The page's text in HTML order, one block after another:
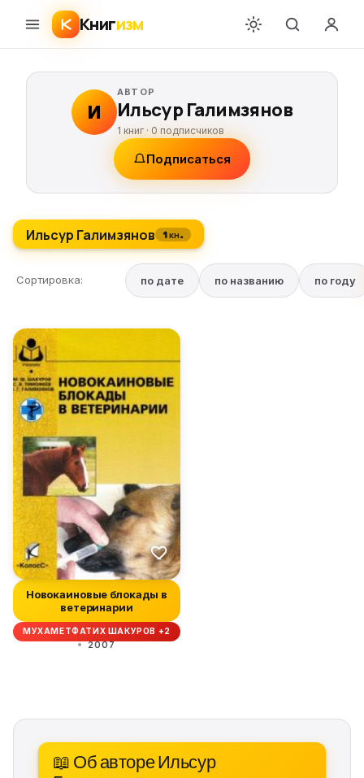
Книгизм
И
АВТОР
Ильсур Галимзянов
1 книг · 0 подписчиков
Подписаться
Ильсур Галимзянов 1 кн.
Сортировка: по дате по названию по году
Новокаиновые блокады в
ветеринарии
МУХАМЕТФАТИХ ШАКУРОВ +2
2007
📖 Об авторе Ильсур